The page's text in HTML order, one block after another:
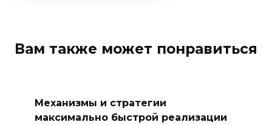
Вам также может понравиться
Механизмы и стратегии
максимально быстрой реализации